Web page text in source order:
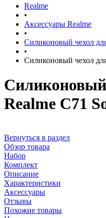
Realme
•
Аксессуары Realme
•
Силиконовый чехол
•
Силиконовый чехол
Realme C71
Вернуться в раздел
Обзор товара
Набор
Комплект
Описание
Характеристики
Аксессуары
Отзывы
Похожие товары